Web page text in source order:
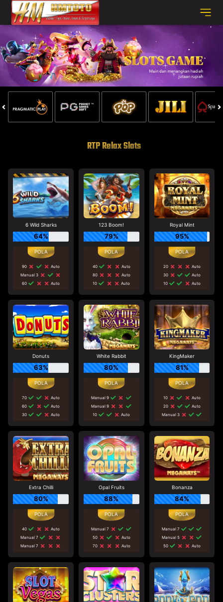
RTP Relax Slots
6 Wild Sharks
64%
90
Auto
Manual 3
60
Auto
123 Boom!
79%
40
Auto
80
Auto
10
Auto
Royal Mint
95%
20
Auto
30
Auto
10
Auto
Donuts
63%
70
Auto
60
Auto
30
Auto
White Rabbit
80%
Manual 9
Manual 9
10
Auto
KingMaker
81%
10
Auto
20
Auto
Manual 3
Extra Chilli
80%
40
Auto
Manual 7
Manual 7
Opal Fruits
88%
Manual 7
50
Auto
70
Auto
Bonanza
84%
Manual 7
Manual 5
50
Auto